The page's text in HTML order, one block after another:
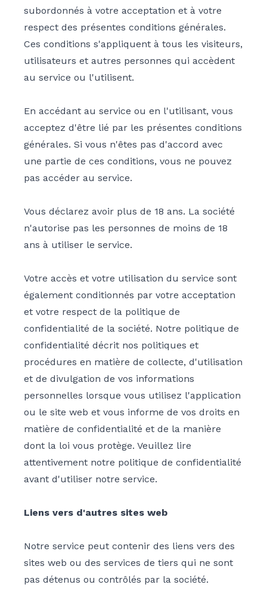
subordonnés à votre acceptation et à votre
respect des présentes conditions générales.
Ces conditions s'appliquent à tous les visiteurs,
utilisateurs et autres personnes qui accèdent
au service ou l'utilisent.
En accédant au service ou en l'utilisant, vous
acceptez d'être lié par les présentes conditions
générales. Si vous n'êtes pas d'accord avec
une partie de ces conditions, vous ne pouvez
pas accéder au service.
Vous déclarez avoir plus de 18 ans. La société
n'autorise pas les personnes de moins de 18
ans à utiliser le service.
Votre accès et votre utilisation du service sont
également conditionnés par votre acceptation
et votre respect de la politique de
confidentialité de la société. Notre politique de
confidentialité décrit nos politiques et
procédures en matière de collecte, d'utilisation
et de divulgation de vos informations
personnelles lorsque vous utilisez l'application
ou le site web et vous informe de vos droits en
matière de confidentialité et de la manière
dont la loi vous protège. Veuillez lire
attentivement notre politique de confidentialité
avant d'utiliser notre service.
Liens vers d'autres sites web
Notre service peut contenir des liens vers des
sites web ou des services de tiers qui ne sont
pas détenus ou contrôlés par la société.